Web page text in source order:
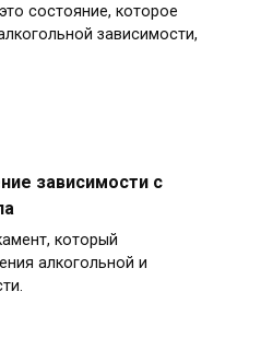
состояние, которое
зависимости,
зависимости с
который
алкогольной и